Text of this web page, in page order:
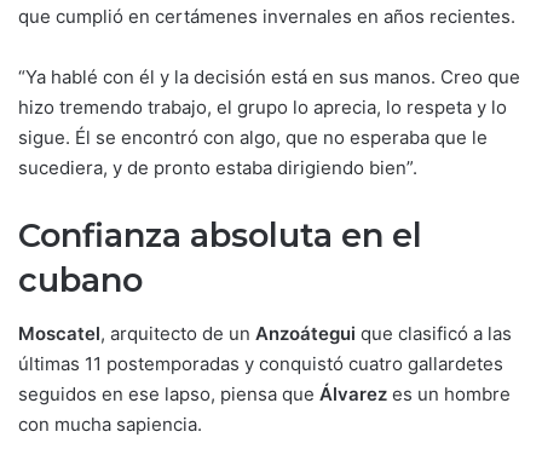
que cumplió en certámenes invernales en años recientes.
“Ya hablé con él y la decisión está en sus manos. Creo que
hizo tremendo trabajo, el grupo lo aprecia, lo respeta y lo
sigue. Él se encontró con algo, que no esperaba que le
sucediera, y de pronto estaba dirigiendo bien”.
Confianza absoluta en el
cubano
Moscatel, arquitecto de un Anzoátegui que clasificó a las
últimas 11 postemporadas y conquistó cuatro gallardetes
seguidos en ese lapso, piensa que Álvarez es un hombre
con mucha sapiencia.